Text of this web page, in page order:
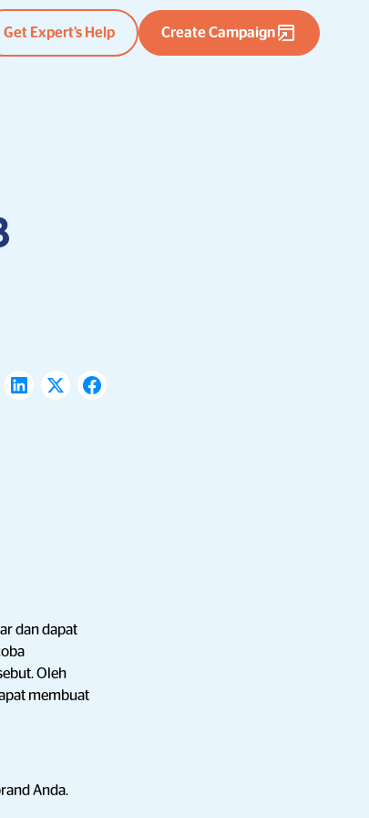
Get Expert’s Help Create Campaign
dan dapat
Oleh
membuat
Anda.